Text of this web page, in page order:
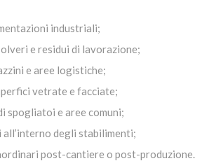
industriali;
e residui di lavorazione;
e aree logistiche;
vetrate e facciate;
spogliatoi e aree comuni;
degli stabilimenti;
post-cantiere o post-produzione.